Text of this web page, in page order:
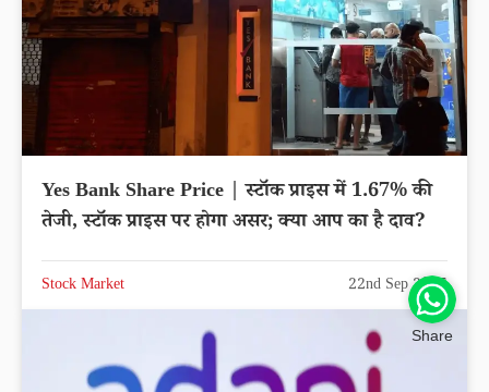
Yes Bank Share Price | स्टॉक प्राइस में 1.67% की
तेजी, स्टॉक प्राइस पर होगा असर; क्या आप का है दाव?
Stock Market 22nd Sep 2025
Share